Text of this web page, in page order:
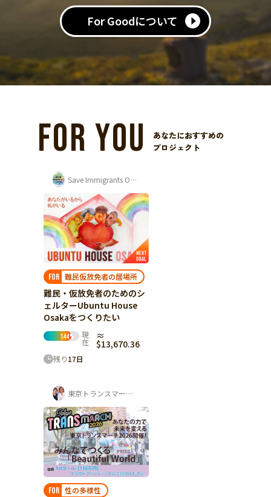
For Goodについて
FOR YOU
あなたにおすすめの
プロジェクト
Save Immigrants Osaka
FOR 難民仮放免者の居場所
難民・仮放免者のためのシ
ェルターUbuntu House
Osakaをつくりたい
144% 現
在
≈
$13,670.36
残り17日
東京トランスマーチ実行委員会
FOR 性の多様性